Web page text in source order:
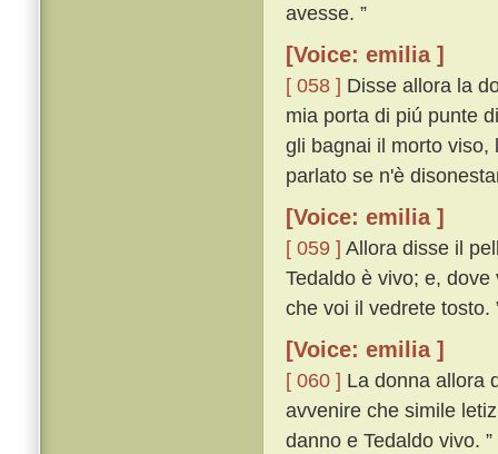
avesse. ”
[Voice: emilia ]
[ 058 ] Disse allora la
mia porta di piú punte
gli bagnai il morto viso,
parlato se n'è
[Voice: emilia ]
[ 059 ] Allora disse il
Tedaldo è vivo; e,
che voi il vedrete tosto.
[Voice: emilia ]
[ 060 ] La donna allora
avvenire che simile
danno e Tedaldo vivo. ”